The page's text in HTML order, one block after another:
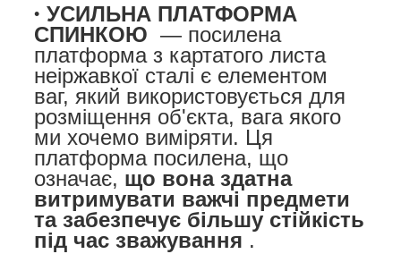
УСИЛЬНА ПЛАТФОРМА
СПИНКОЮ — посилена
платформа з картатого листа
неіржавкої сталі є елементом
ваг, який використовується для
розміщення об'єкта, вага якого
ми хочемо виміряти. Ця
платформа посилена, що
означає, що вона здатна
витримувати важчі предмети
та забезпечує більшу стійкість
під час зважування .